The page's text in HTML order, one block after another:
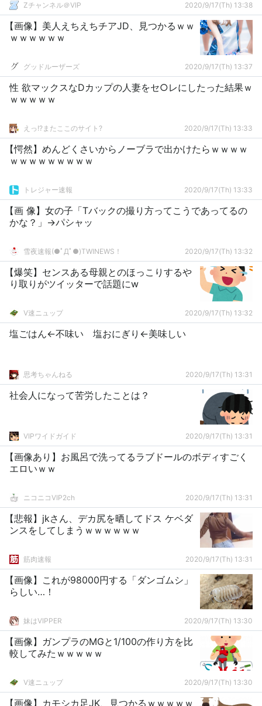
Zチャンネル＠VIP 2020/9/17(Th) 13:38
【画像】美人えちえちチアJD、見つかるｗｗ
ｗｗｗｗｗｗ
グッドルーザーズ 2020/9/17(Th) 13:37
性 欲マックスなDカップの人妻をセ○レにしたった結果ｗ
ｗｗｗｗｗ
えっ!?またここのサイト? 2020/9/17(Th) 13:33
【愕然】めんどくさいからノーブラで出かけたらｗｗｗｗ
ｗｗｗｗｗｗｗｗｗ
トレジャー速報 2020/9/17(Th) 13:33
【画 像】女の子「Tバックの撮り方ってこうであってるの
かな？」→パシャッ
雪夜速報(●ﾟДﾟ●)TWINEWS！ 2020/9/17(Th) 13:32
【爆笑】センスある母親とのほっこりするや
り取りがツイッターで話題にw
V速ニュップ 2020/9/17(Th) 13:32
塩ごはん←不味い 塩おにぎり←美味しい
思考ちゃんねる 2020/9/17(Th) 13:31
社会人になって苦労したことは？
VIPワイドガイド 2020/9/17(Th) 13:31
【画像あり】お風呂で洗ってるラブドールのボディすごく
エロいｗｗ
ニコニコVIP2ch 2020/9/17(Th) 13:31
【悲報】jkさん、デカ尻を晒してドス ケベダ
ンスをしてしまうｗｗｗｗｗｗ
筋肉速報 2020/9/17(Th) 13:31
【画像】これが98000円する「ダンゴムシ」
らしい…！
妹はVIPPER 2020/9/17(Th) 13:30
【画像】ガンプラのMGと1/100の作り方を比
較してみたｗｗｗｗｗ
V速ニュップ 2020/9/17(Th) 13:30
【画像】カモシカ足JK、見つかるｗｗｗｗｗ